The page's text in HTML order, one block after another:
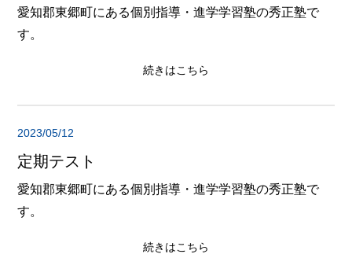
愛知郡東郷町にある個別指導・進学学習塾の秀正塾で
す。
続きはこちら
2023/05/12
定期テスト
愛知郡東郷町にある個別指導・進学学習塾の秀正塾で
す。
続きはこちら